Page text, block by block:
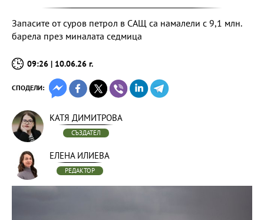
Запасите от суров петрол в САЩ са намалели с 9,1 млн.
барела през миналата седмица
09:26 | 10.06.26 г.
СПОДЕЛИ:
КАТЯ ДИМИТРОВА
СЪЗДАТЕЛ
ЕЛЕНА ИЛИЕВА
РЕДАКТОР